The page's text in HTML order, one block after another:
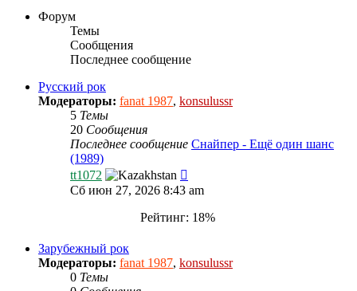
Форум
Темы
Сообщения
Последнее сообщение
Русский рок
Модераторы: fanat 1987, konsulussr
5 Темы
20 Сообщения
Последнее сообщение Снайпер - Ещё один шанс
(1989)
tt1072
к
сообщению
Сб июн 27, 2026 8:43 am
Рейтинг: 18%
Зарубежный рок
Модераторы: fanat 1987, konsulussr
0 Темы